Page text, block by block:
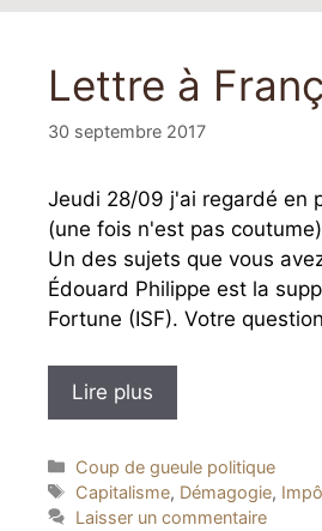
Lettre à
30 septembre 2017
Jeudi 28/09 j'ai regardé en
(une fois n'est pas
Un des sujets que vous
Édouard Philippe est la
Fortune (ISF). Votre
Lire plus
Catégories
Coup de gueule politique
Étiquettes
Capitalisme, Démagogie,
Laisser un commentaire